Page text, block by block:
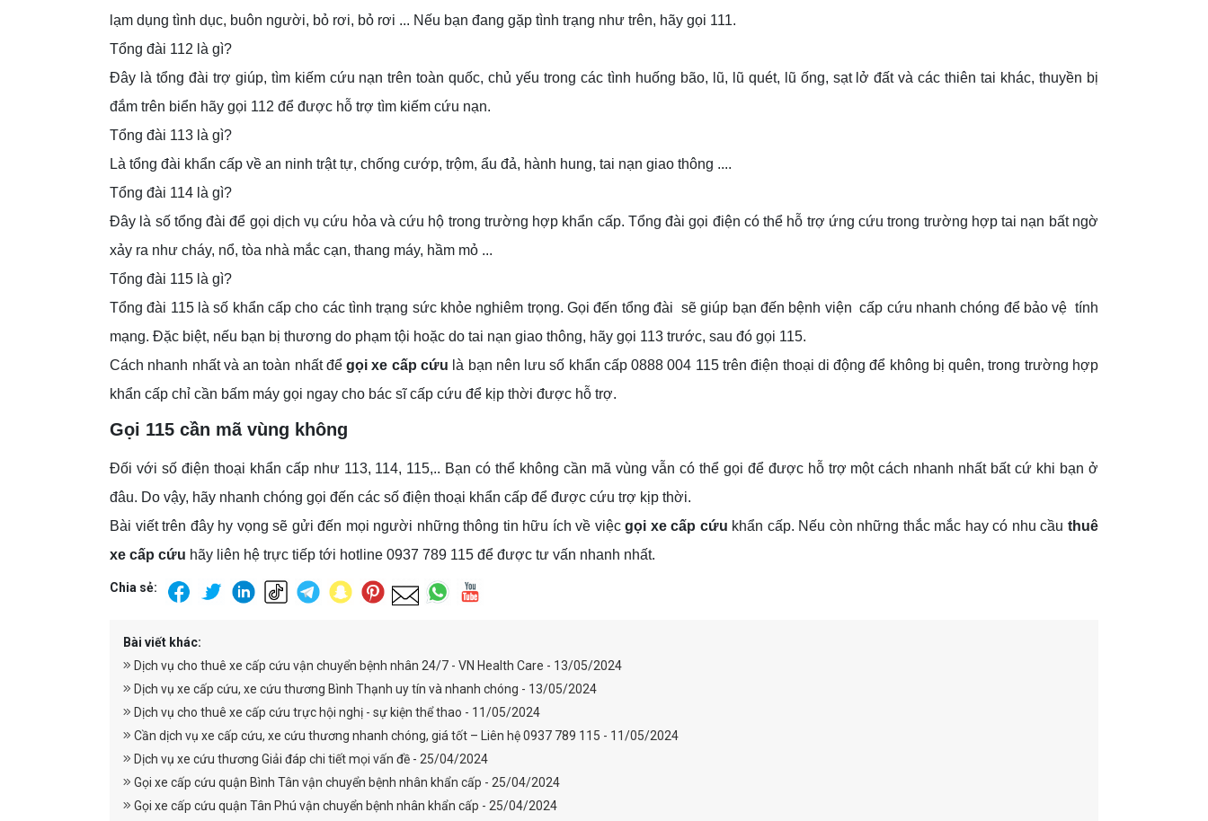
lạm dụng tình dục, buôn người, bỏ rơi, bỏ rơi ... Nếu bạn đang gặp tình trạng như trên, hãy gọi 111.
Tổng đài 112 là gì?
Đây là tổng đài trợ giúp, tìm kiếm cứu nạn trên toàn quốc, chủ yếu trong các tình huống bão, lũ, lũ quét, lũ ống, sạt lở đất và các thiên tai khác, thuyền bị
đắm trên biển hãy gọi 112 để được hỗ trợ tìm kiếm cứu nạn.
Tổng đài 113 là gì?
Là tổng đài khẩn cấp về an ninh trật tự, chống cướp, trộm, ẩu đả, hành hung, tai nạn giao thông ....
Tổng đài 114 là gì?
Đây là số tổng đài để gọi dịch vụ cứu hỏa và cứu hộ trong trường hợp khẩn cấp. Tổng đài gọi điện có thể hỗ trợ ứng cứu trong trường hợp tai nạn bất ngờ
xảy ra như cháy, nổ, tòa nhà mắc cạn, thang máy, hầm mỏ ...
Tổng đài 115 là gì?
Tổng đài 115 là số khẩn cấp cho các tình trạng sức khỏe nghiêm trọng. Gọi đến tổng đài sẽ giúp bạn đến bệnh viện cấp cứu nhanh chóng để bảo vệ tính
mạng. Đặc biệt, nếu bạn bị thương do phạm tội hoặc do tai nạn giao thông, hãy gọi 113 trước, sau đó gọi 115.
Cách nhanh nhất và an toàn nhất đểgọi xe cấp cứu là bạn nên lưu số khẩn cấp 0888 004 115 trên điện thoại di động để không bị quên, trong trường hợp
khẩn cấp chỉ cần bấm máy gọi ngay cho bác sĩ cấp cứu để kịp thời được hỗ trợ.
Gọi 115 cần mã vùng không
Đối với số điện thoại khẩn cấp như 113, 114, 115,.. Bạn có thể không cần mã vùng vẫn có thể gọi để được hỗ trợ một cách nhanh nhất bất cứ khi bạn ở
đâu. Do vậy, hãy nhanh chóng gọi đến các số điện thoại khẩn cấp để được cứu trợ kịp thời.
Bài viết trên đây hy vọng sẽ gửi đến mọi người những thông tin hữu ích về việcgọi xe cấp cứu khẩn cấp. Nếu còn những thắc mắc hay có nhu cầuthuê
xe cấp cứu hãy liên hệ trực tiếp tới hotline 0937 789 115 để được tư vấn nhanh nhất.
Chia sẻ:
Bài viết khác:
Dịch vụ cho thuê xe cấp cứu vận chuyển bệnh nhân 24/7 - VN Health Care - 13/05/2024
Dịch vụ xe cấp cứu, xe cứu thương Bình Thạnh uy tín và nhanh chóng - 13/05/2024
Dịch vụ cho thuê xe cấp cứu trực hội nghị - sự kiện thể thao - 11/05/2024
Cần dịch vụ xe cấp cứu, xe cứu thương nhanh chóng, giá tốt – Liên hệ 0937 789 115 - 11/05/2024
Dịch vụ xe cứu thương Giải đáp chi tiết mọi vấn đề - 25/04/2024
Gọi xe cấp cứu quận Bình Tân vận chuyển bệnh nhân khẩn cấp - 25/04/2024
Gọi xe cấp cứu quận Tân Phú vận chuyển bệnh nhân khẩn cấp - 25/04/2024